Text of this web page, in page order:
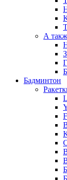
А
Бадминтон